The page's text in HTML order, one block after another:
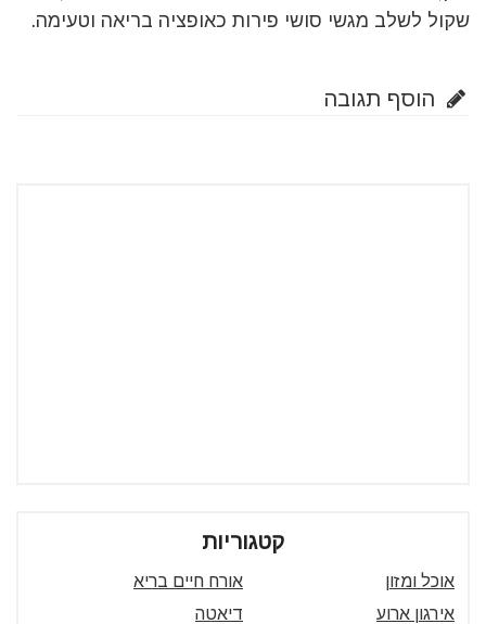
שקול לשלב מגשי סושי פירות כאופציה בריאה וטעימה.
הוסף תגובה
קטגוריות
אוכל ומזון
אורח חיים בריא
אירגון ארוע
דיאטה